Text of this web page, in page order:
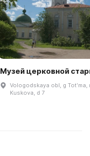
Музей церковной
Vologodskaya obl, g Totʹma,
Kuskova, d 7